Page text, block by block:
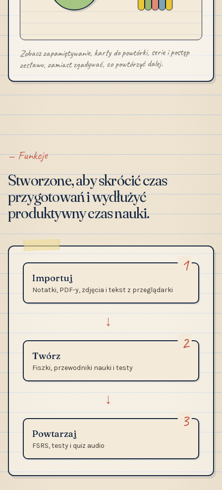
Zobacz zapamiętywanie, karty do powtórki, serie i postęp
zestawu, zamiast zgadywać, co powtórzyć dalej.
Funkcje
Stworzone, aby skrócić czas
przygotowań i wydłużyć
produktywny czas nauki.
1
Importuj
Notatki, PDF-y, zdjęcia i tekst z przeglądarki
→
2
Twórz
Fiszki, przewodniki nauki i testy
→
3
Powtarzaj
FSRS, testy i quiz audio